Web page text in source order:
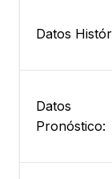
Datos
Datos
Pronóstico: